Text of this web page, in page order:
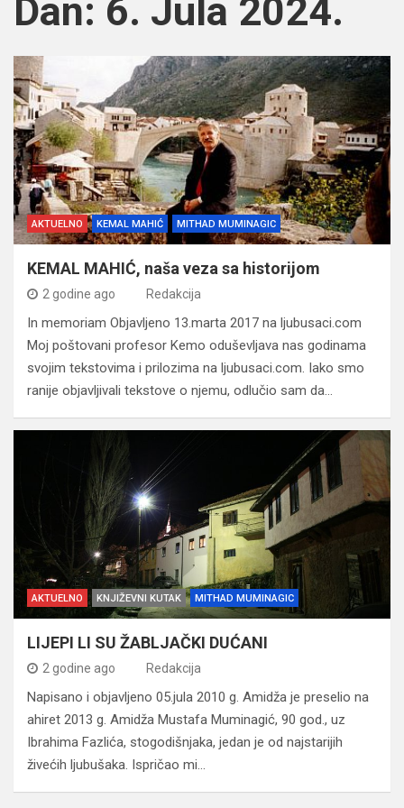
Dan: 6. Jula 2024.
AKTUELNO KEMAL MAHIĆ MITHAD MUMINAGIC
KEMAL MAHIĆ, naša veza sa historijom
2 godine ago Redakcija
In memoriam Objavljeno 13.marta 2017 na ljubusaci.com
Moj poštovani profesor Kemo oduševljava nas godinama
svojim tekstovima i prilozima na ljubusaci.com. Iako smo
ranije objavljivali tekstove o njemu, odlučio sam da…
AKTUELNO KNJIŽEVNI KUTAK MITHAD MUMINAGIC
LIJEPI LI SU ŽABLJAČKI DUĆANI
2 godine ago Redakcija
Napisano i objavljeno 05.jula 2010 g. Amidža je preselio na
ahiret 2013 g. Amidža Mustafa Muminagić, 90 god., uz
Ibrahima Fazlića, stogodišnjaka, jedan je od najstarijih
živećih ljubušaka. Ispričao mi…